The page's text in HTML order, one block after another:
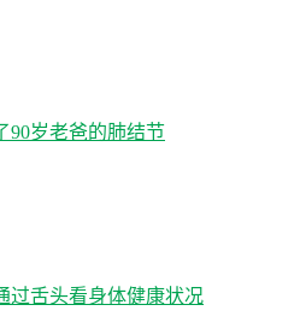
90岁老爸的肺结节
过舌头看身体健康状况